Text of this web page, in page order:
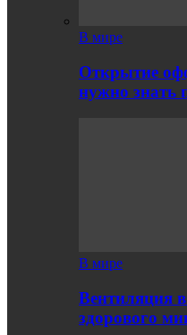
В мире
Открытие
нужно знать
В мире
Вентиляция
здорового